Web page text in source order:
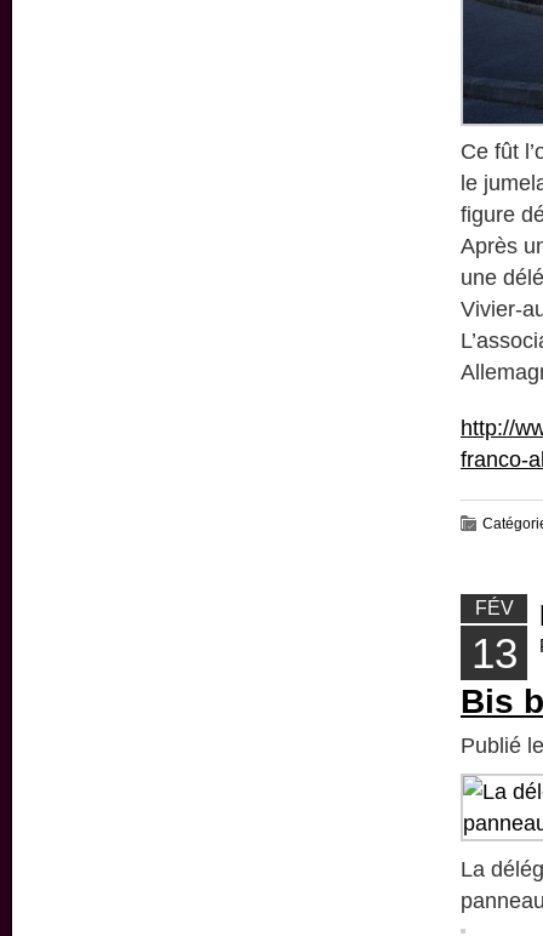
Ce fût
le
figure
Après
une
Vivier-
http://
franco-
FÉV
13
Bis
Publié
La